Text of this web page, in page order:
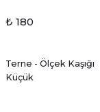
₺ 180
Terne - Ölçek Kaşığı
Küçük